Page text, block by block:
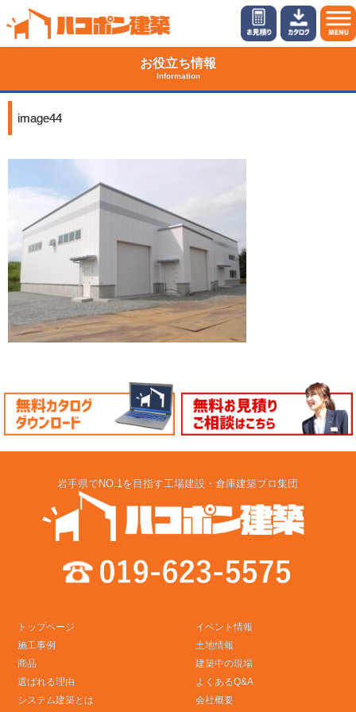
お役立ち情報
Information
image44
岩手県でNO.1を目指す工場建設・倉庫建築プロ集団
トップページ
施工事例
商品
選ばれる理由
システム建築とは
イベント情報
土地情報
建築中の現場
よくあるQ&A
会社概要